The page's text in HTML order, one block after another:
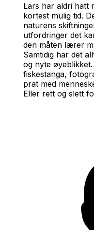
Lars har aldri hatt
kortest mulig tid.
naturens
utfordringer det
den måten lærer
Samtidig har det
og nyte
fiskestanga,
prat med
Eller rett og slett